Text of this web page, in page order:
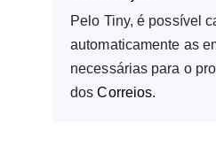
Pelo Tiny, é possível
automaticamente as
necessárias para o
dos Correios.